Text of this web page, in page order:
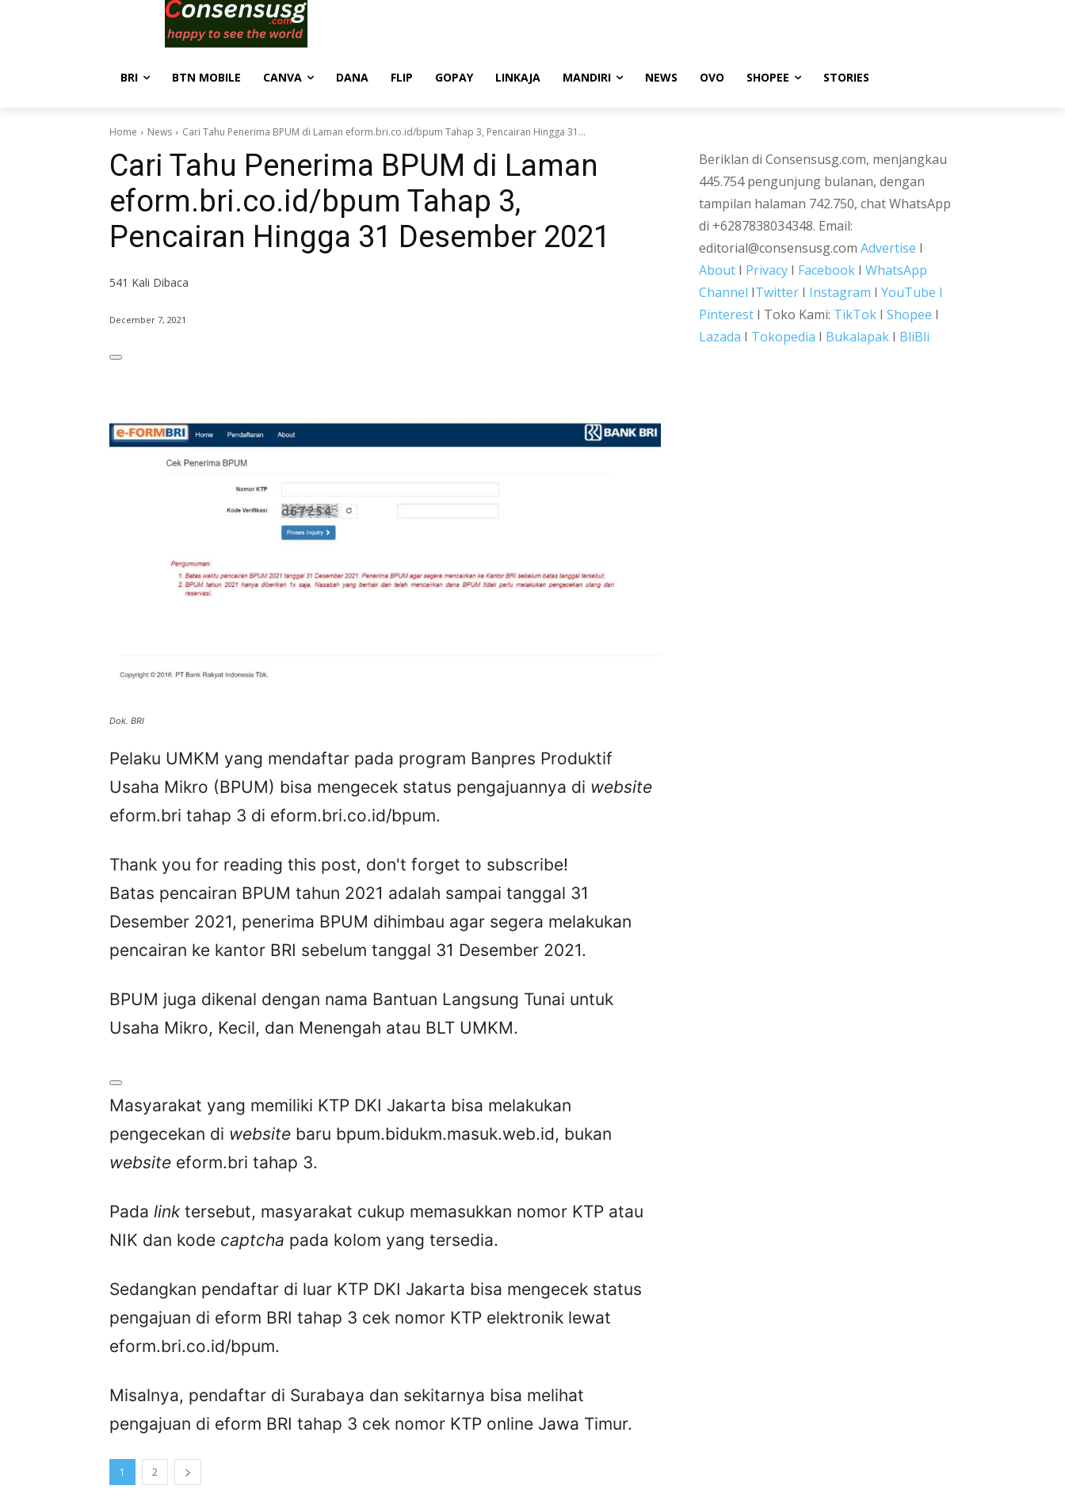
BRI BTN MOBILE CANVA DANA FLIP GOPAY LINKAJA MANDIRI NEWS OVO SHOPEE STORIES
Home News Cari Tahu Penerima BPUM di Laman eform.bri.co.id/bpum Tahap 3, Pencairan Hingga 31...
Cari Tahu Penerima BPUM di Laman
eform.bri.co.id/bpum Tahap 3,
Pencairan Hingga 31 Desember 2021
541 Kali Dibaca
December 7, 2021
Dok. BRI
Pelaku UMKM yang mendaftar pada program Banpres Produktif
Usaha Mikro (BPUM) bisa mengecek status pengajuannya di website
eform.bri tahap 3 di eform.bri.co.id/bpum.
Thank you for reading this post, don't forget to subscribe!
Batas pencairan BPUM tahun 2021 adalah sampai tanggal 31
Desember 2021, penerima BPUM dihimbau agar segera melakukan
pencairan ke kantor BRI sebelum tanggal 31 Desember 2021.
BPUM juga dikenal dengan nama Bantuan Langsung Tunai untuk
Usaha Mikro, Kecil, dan Menengah atau BLT UMKM.
Masyarakat yang memiliki KTP DKI Jakarta bisa melakukan
pengecekan di website baru bpum.bidukm.masuk.web.id, bukan
website eform.bri tahap 3.
Pada link tersebut, masyarakat cukup memasukkan nomor KTP atau
NIK dan kode captcha pada kolom yang tersedia.
Sedangkan pendaftar di luar KTP DKI Jakarta bisa mengecek status
pengajuan di eform BRI tahap 3 cek nomor KTP elektronik lewat
eform.bri.co.id/bpum.
Misalnya, pendaftar di Surabaya dan sekitarnya bisa melihat
pengajuan di eform BRI tahap 3 cek nomor KTP online Jawa Timur.
1 2
Beriklan di Consensusg.com, menjangkau
445.754 pengunjung bulanan, dengan
tampilan halaman 742.750, chat WhatsApp
di +6287838034348. Email:
editorial@consensusg.com Advertise I
About I Privacy I Facebook I WhatsApp
Channel ITwitter I Instagram I YouTube I
Pinterest I Toko Kami: TikTok I Shopee I
Lazada I Tokopedia I Bukalapak I BliBli